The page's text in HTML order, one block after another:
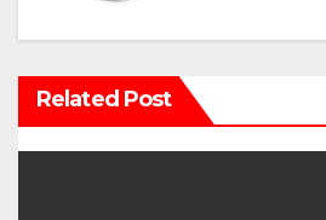
ó
n
d
Related Post